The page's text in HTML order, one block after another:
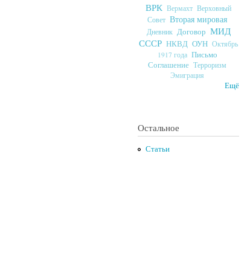
ВРК Вермахт Верховный
Совет Вторая мировая
Дневник Договор МИД
СССР НКВД ОУН Октябрь
1917 года Письмо
Соглашение Терроризм
Эмиграция
Ещё
Остальное
Статьи